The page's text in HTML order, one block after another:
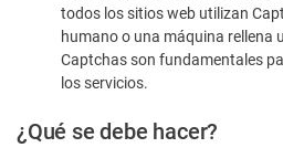
humano
todos los sitios web utilizan
humano o una máquina rellena
Captchas son fundamentales
los servicios.
¿Qué se debe hacer?